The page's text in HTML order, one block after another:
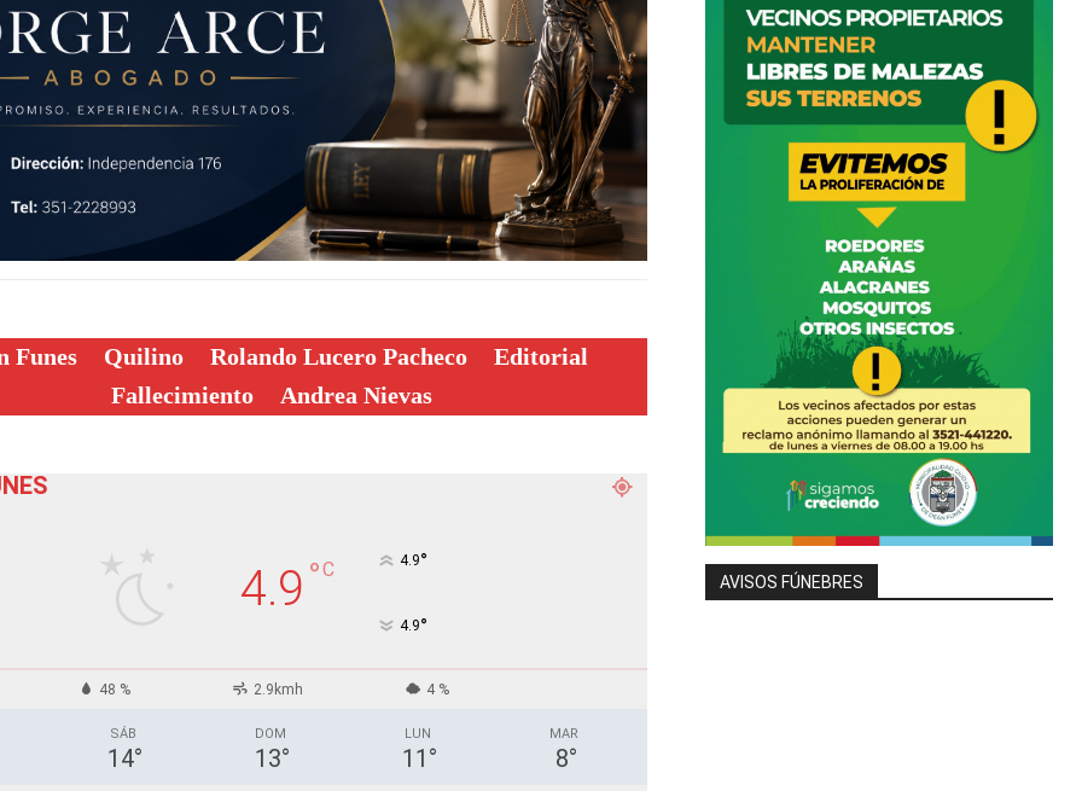
Funes Quilino Rolando Lucero Pacheco
Editorial
Fallecimiento
Andrea Nievas
4.9 °C 4.9°
4.9°
48 % 2.9kmh 4 %
SÁB
14°
DOM
13°
LUN
11 °
MAR
8°
AVISOS FÚNEBRES